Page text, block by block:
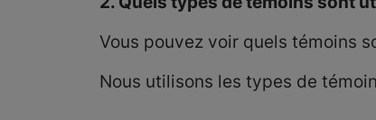
Vous pouvez voir quels témoins
Nous utilisons les types de